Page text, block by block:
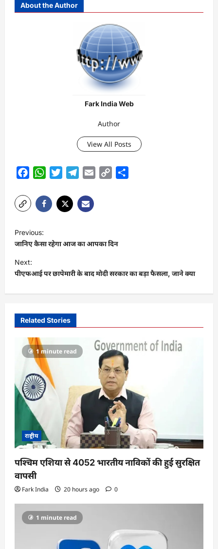
About the Author
Fark India Web
Author
View All Posts
FacebookWhatsAppTwitterTelegram
Email
Copy
o
s
t
v
i
Previous:
जानिए कैसा रहेगा आज का आपका दिन
Next:
पीएफआई पर छापेमारी के बाद मोदी सरकार का बड़ा फैसला, जाने क्या
Related Stories
1 minute read
राष्ट्रीय
पश्चिम एशिया से 4052 भारतीय नाविकों की हुई सुरक्षित
वापसी
Fark India 20 hours ago 0
1 minute read